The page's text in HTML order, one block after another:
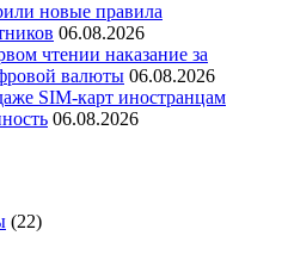
новые правила
06.08.2026
чтении наказание за
валюты 06.08.2026
SIM-карт иностранцам
06.08.2026
(22)